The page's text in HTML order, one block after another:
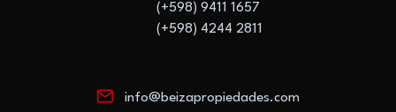
(+598) 9411 1657
(+598) 4244 2811
info@beizapropiedades.com